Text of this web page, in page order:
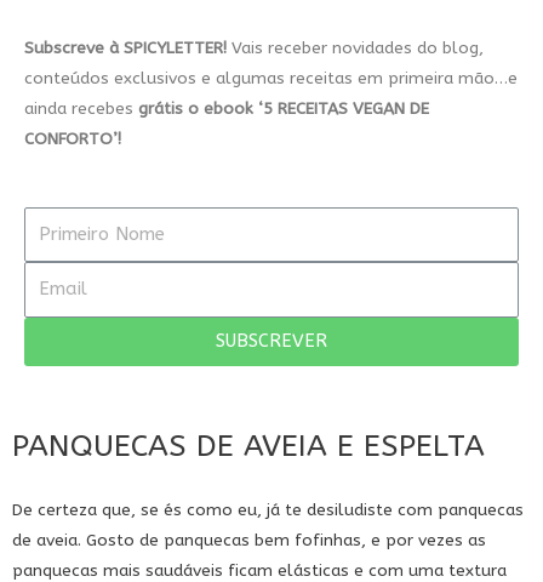
Subscreve à SPICYLETTER! Vais receber novidades do blog,
conteúdos exclusivos e algumas receitas em primeira mão…e
ainda recebes grátis o ebook ‘5 RECEITAS VEGAN DE
CONFORTO’!
SUBSCREVER
PANQUECAS DE AVEIA E ESPELTA
De certeza que, se és como eu, já te desiludiste com panquecas
de aveia. Gosto de panquecas bem fofinhas, e por vezes as
panquecas mais saudáveis ficam elásticas e com uma textura